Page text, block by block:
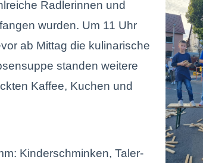
Radlerinnen und
wurden. Um 11 Uhr
ab Mittag die kulinarische
standen weitere
Kaffee, Kuchen und
Kinderschminken, Taler-